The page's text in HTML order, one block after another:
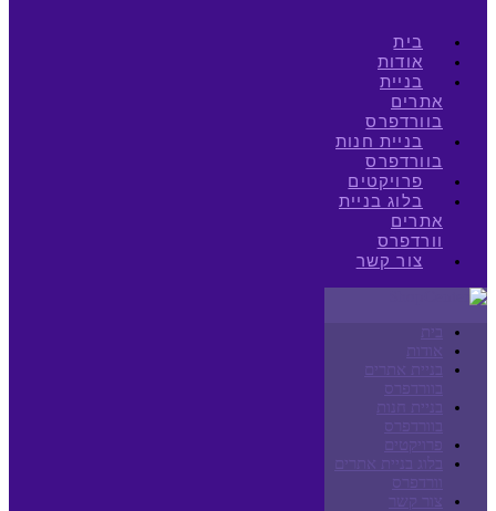
בית
אודות
בניית
אתרים
בוורדפרס
בניית חנות
בוורדפרס
פרויקטים
בלוג בניית
אתרים
וורדפרס
צור קשר
בית
אודות
בניית אתרים
בוורדפרס
בניית חנות
בוורדפרס
פרויקטים
בלוג בניית אתרים
וורדפרס
צור קשר